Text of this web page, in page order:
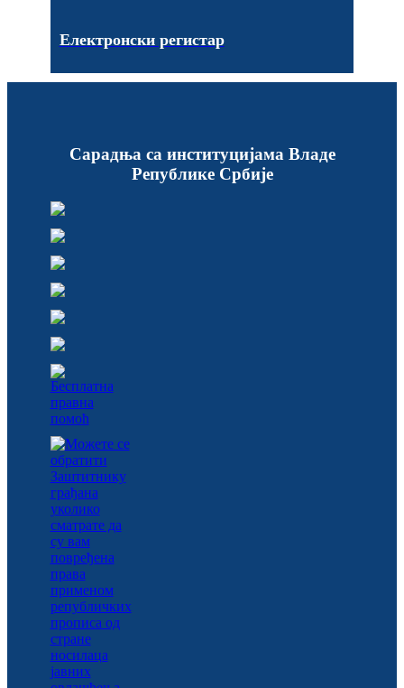
Електронски регистар
Сарадња са институцијама Владе
Републике Србије